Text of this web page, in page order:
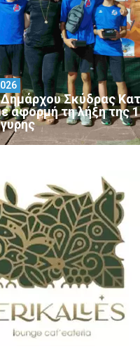
Σκύδρας
αφορμή τη λήξη της